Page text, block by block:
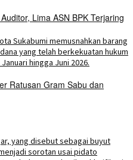
Lima ASN BPK Terjaring
Ratusan Gram Sabu dan